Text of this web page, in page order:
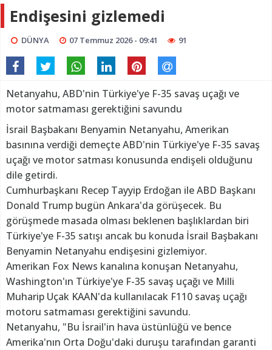
Endişesini gizlemedi
DÜNYA 07 Temmuz 2026 - 09:41 91
Netanyahu, ABD'nin Türkiye'ye F-35 savaş uçağı ve
motor satmaması gerektiğini savundu
İsrail Başbakanı Benyamin Netanyahu, Amerikan
basınına verdiği demeçte ABD'nin Türkiye'ye F-35 savaş
uçağı ve motor satması konusunda endişeli olduğunu
dile getirdi.
Cumhurbaşkanı Recep Tayyip Erdoğan ile ABD Başkanı
Donald Trump bugün Ankara'da görüşecek. Bu
görüşmede masada olması beklenen başlıklardan biri
Türkiye'ye F-35 satışı ancak bu konuda İsrail Başbakanı
Benyamin Netanyahu endişesini gizlemiyor.
Amerikan Fox News kanalına konuşan Netanyahu,
Washington'ın Türkiye'ye F-35 savaş uçağı ve Milli
Muharip Uçak KAAN'da kullanılacak F110 savaş uçağı
motoru satmaması gerektiğini savundu.
Netanyahu, "Bu İsrail'in hava üstünlüğü ve bence
Amerika'nın Orta Doğu'daki duruşu tarafından garanti